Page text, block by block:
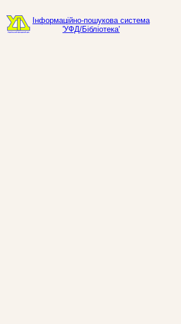
Інформаційно-пошукова система
'УФД/Бібліотека'